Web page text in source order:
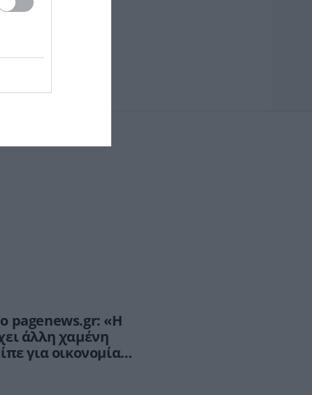
pagenews.gr: «Η
άλλη χαμένη
για οικονομία,